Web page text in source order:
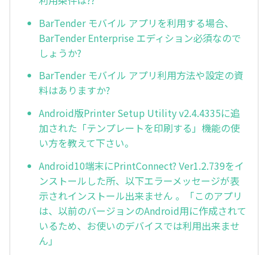
BarTender モバイル アプリを利用する場合、
BarTender Enterprise エディション必須なので
しょうか?
BarTender モバイル アプリ利用方法や設定の資
料はありますか?
Android版Printer Setup Utility v2.4.4335に追
加された「テンプレートを印刷する」機能の使
い方を教えて下さい。
Android10端末にPrintConnect? Ver1.2.739をイ
ンストールした所、以下エラーメッセージが表
示されインストール出来ません 。「このアプリ
は、以前のバージョンのAndroid用に作成されて
いるため、お使いのデバイスでは利用出来ませ
ん」